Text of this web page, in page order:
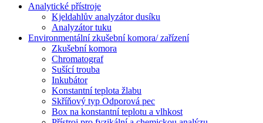
Analytické přístroje
Kjeldahlův analyzátor dusíku
Analyzátor tuku
Environmentální zkušební komora/ zařízení
Zkušební komora
Chromatograf
Sušící trouba
Inkubátor
Konstantní teplota žlabu
Skříňový typ Odporová pec
Box na konstantní teplotu a vlhkost